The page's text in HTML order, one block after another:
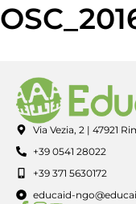
Via Vezia, 2 | 47921
+39 0541 28022
+39 371 5630172
educaid-